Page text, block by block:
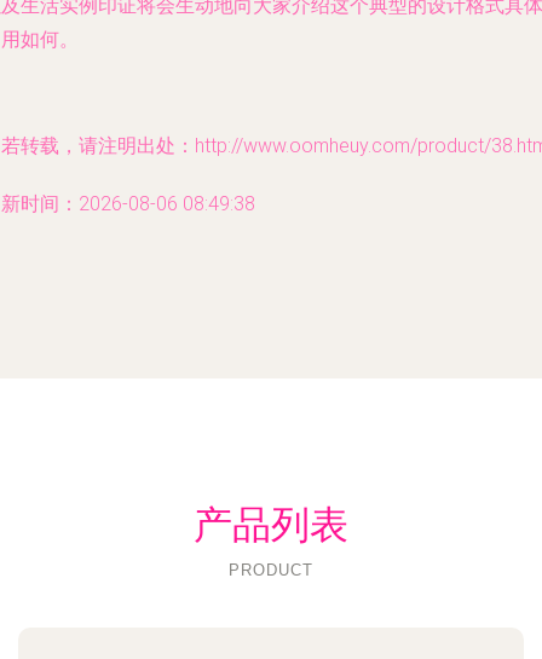
生活实例印证将会生动地向大家介绍这个典型的设计格式具体
如何。
转载，请注明出处：http://www.oomheuy.com/product/
时间：2026-08-06 08:49:38
产品列表
PRODUCT